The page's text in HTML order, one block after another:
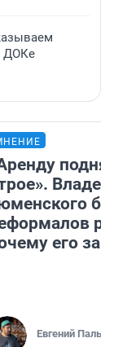
ДОКе
его
Евгений